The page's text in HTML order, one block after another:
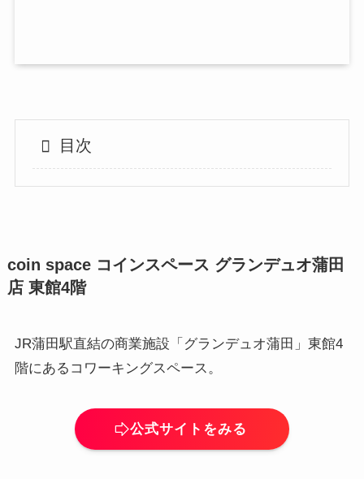
目次
coin space コインスペース グランデュオ蒲田
店 東館4階
JR蒲田駅直結の商業施設「グランデュオ蒲田」東館4
階にあるコワーキングスペース。
公式サイトをみる